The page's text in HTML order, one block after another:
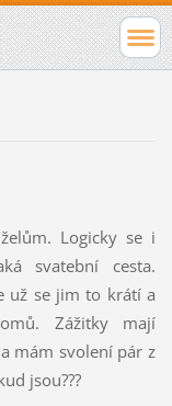
Logicky se i
svatební cesta.
už se jim to krátí a
Zážitky mají
mám svolení pár z
jsou???